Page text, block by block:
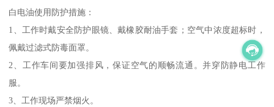
白电油使用防护措施：
1、工作时戴安全防护眼镜、戴橡胶耐油手套；空气中浓度超标时，
佩戴过滤式防毒面罩。
2、工作车间要加强排风，保证空气的顺畅流通。并穿防静电工作
服。
3、工作现场严禁烟火。